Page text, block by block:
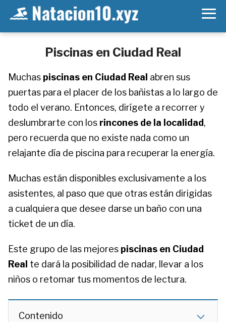
Piscinas en Ciudad Real
Muchas piscinas en Ciudad Real abren sus
puertas para el placer de los bañistas a lo largo de
todo el verano. Entonces, dirígete a recorrer y
deslumbrarte con los rincones de la localidad,
pero recuerda que no existe nada como un
relajante día de piscina para recuperar la energía.
Muchas están disponibles exclusivamente a los
asistentes, al paso que que otras están dirigidas
a cualquiera que desee darse un baño con una
ticket de un día.
Este grupo de las mejores piscinas en Ciudad
Real te dará la posibilidad de nadar, llevar a los
niños o retomar tus momentos de lectura.
Contenido